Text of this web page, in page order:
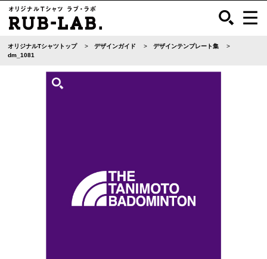
オリジナルTシャツトップ デザインガイド
デザインテンプレート集
dm_1081